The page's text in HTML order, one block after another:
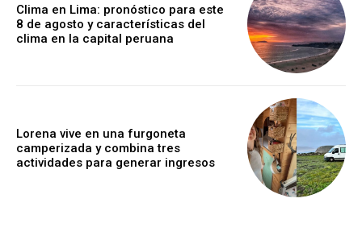
Clima en Lima: pronóstico para este
8 de agosto y características del
clima en la capital peruana
Lorena vive en una furgoneta
camperizada y combina tres
actividades para generar ingresos